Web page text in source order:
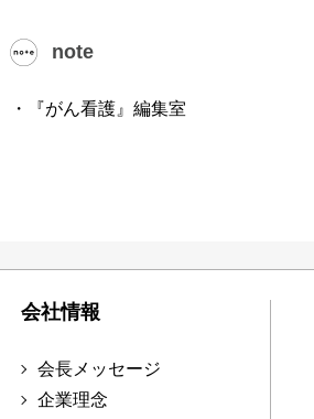
note
・『がん看護』編集室
会社情報
会長メッセージ
企業理念